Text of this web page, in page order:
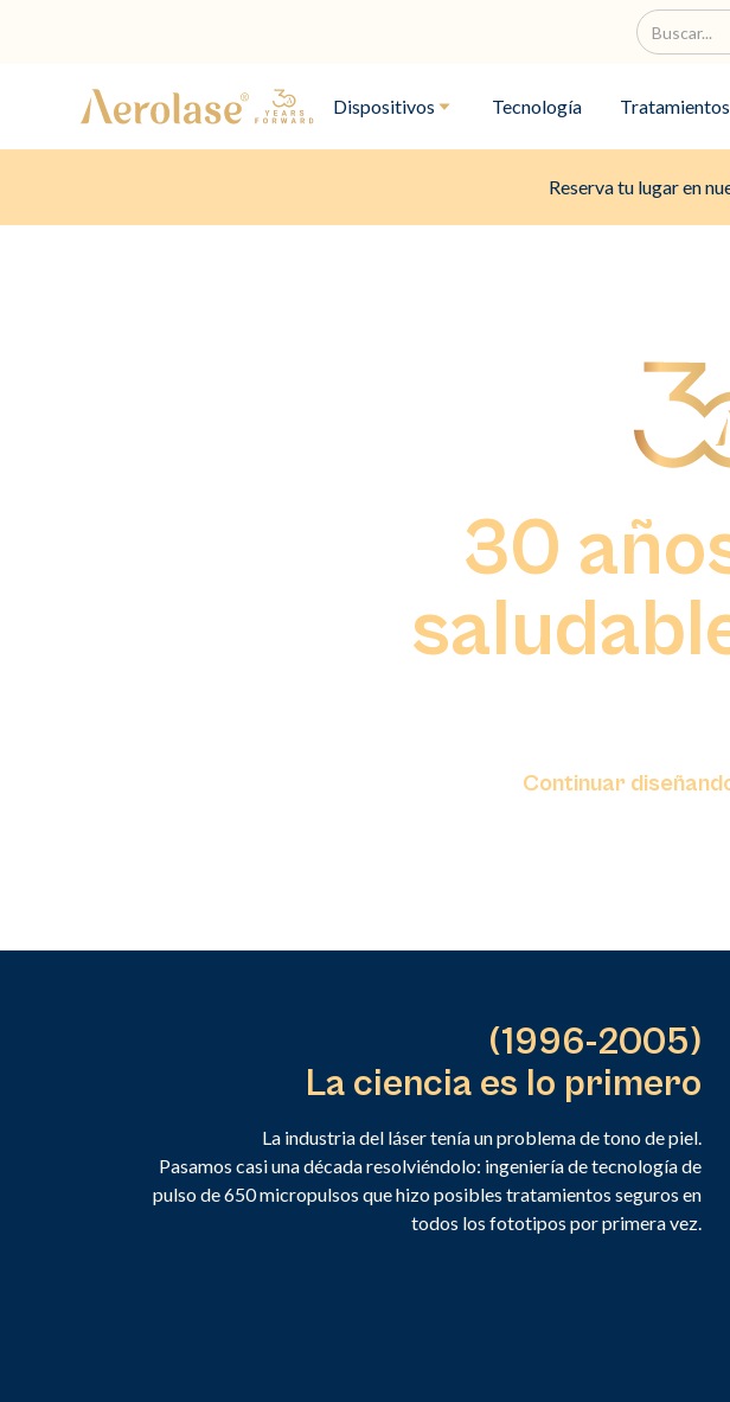
Dispositivos Tecnología Tratamientos
Reserva tu lugar en
30
Continuar
(1996-2005)
La ciencia es lo primero
La industria del láser tenía un problema de tono de piel.
Pasamos casi una década resolviéndolo: ingeniería de tecnología de
pulso de 650 micropulsos que hizo posibles tratamientos seguros en
todos los fototipos por primera vez.